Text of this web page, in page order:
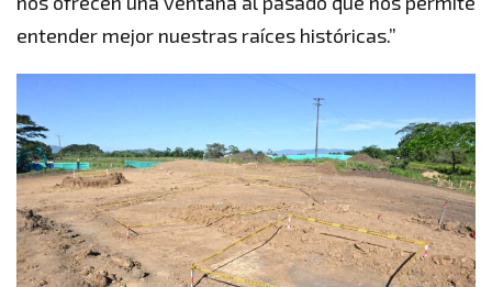
entender mejor nuestras raíces históricas.”